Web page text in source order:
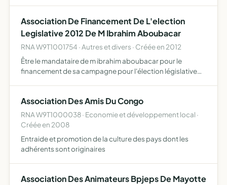
et le spor…
Association De Financement De L'election
Legislative 2012 De M Ibrahim Aboubacar
RNA W9T1001754 · Autres et divers · Créée en 2012
Être le mandataire de m ibrahim aboubacar pour le
financement de sa campagne pour l'élection législative
Association Des Amis Du Congo
RNA W9T1000038 · Economie et développement local ·
Créée en 2008
Entraide et promotion de la culture des pays dont les
adhérents sont originaires
Association Des Animateurs Bpjeps De Mayotte